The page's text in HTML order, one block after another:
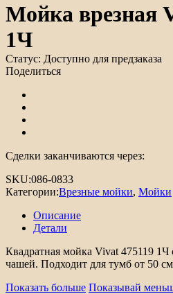
Мойка врезная
1Ч
Статус: Доступно для предзаказа
Поделиться
Сделки заканчиваются через:
SKU:086-0833
Категории:Врезные мойки, Мойки
Описание
Детали
Квадратная мойка Vivat 475119
чашей. Подходит для тумб от 50
Показать больше Показывай